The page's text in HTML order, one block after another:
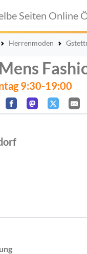
Seiten Online
Herrenmoden
9:30-19:00